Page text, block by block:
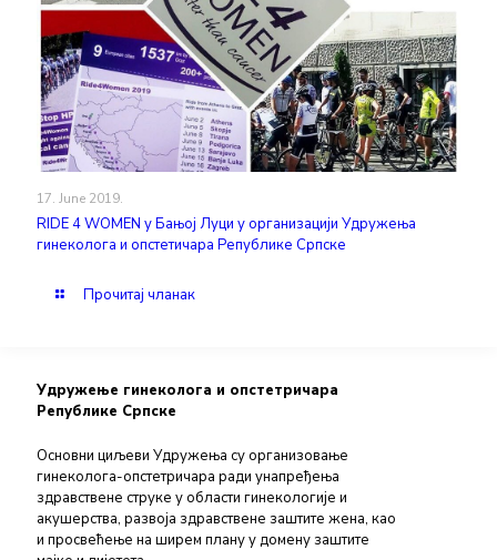
17. June 2019.
RIDE 4 WOMEN у Бањој Луци у организацији Удружења
гинеколога и опстетичара Републике Српске
Прочитај чланак
Удружење гинеколога и опстетричара
Републике Српске
Основни циљеви Удружења су организовање
гинеколога-опстетричара ради унапређења
здравствене струке у области гинекологије и
акушерства, развоја здравствене заштите жена, као
и просвећење на ширем плану у домену заштите